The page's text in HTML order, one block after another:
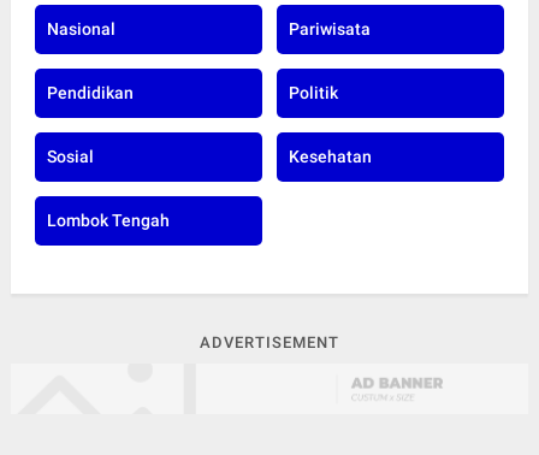
Nasional Pariwisata
Pendidikan Politik
Sosial Kesehatan
Lombok Tengah
ADVERTISEMENT